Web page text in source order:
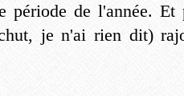
période de l'année.
je n'ai rien dit)